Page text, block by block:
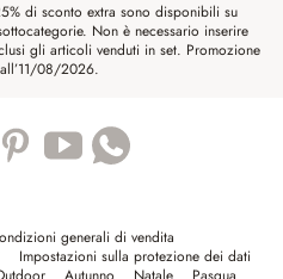
di sconto extra sono disponibili su
Non è necessario inserire
gli articoli venduti in set. Promozione
08/2026.
generali di vendita
Impostazioni sulla protezione dei dati